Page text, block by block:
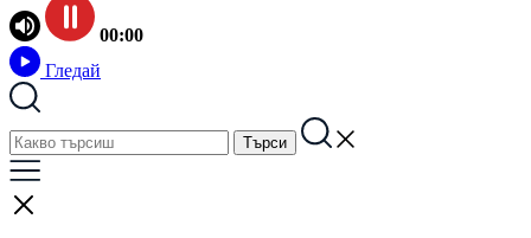
00:00
Гледай